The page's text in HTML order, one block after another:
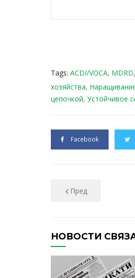
Tags: ACDI/VOCA, MDRD,
хозяйства,
цепочкой, Устойчивое
Facebook
Пред
НОВОСТИ